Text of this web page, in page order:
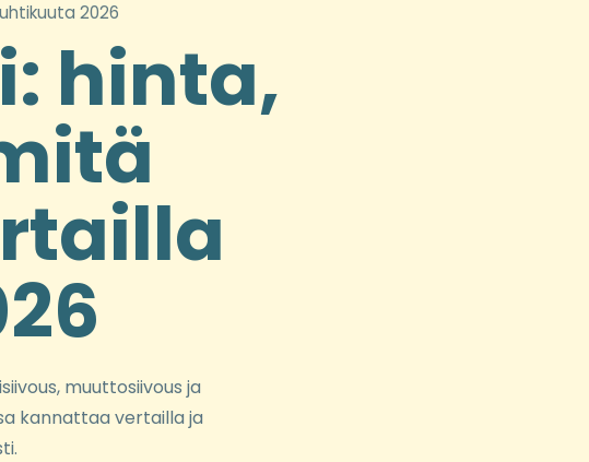
2026
hinta,
muuttosiivous ja
kannattaa vertailla ja